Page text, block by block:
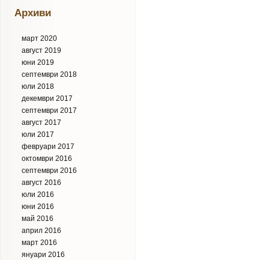
Архиви
март 2020
август 2019
юни 2019
септември 2018
юли 2018
декември 2017
септември 2017
август 2017
юли 2017
февруари 2017
октомври 2016
септември 2016
август 2016
юли 2016
юни 2016
май 2016
април 2016
март 2016
януари 2016